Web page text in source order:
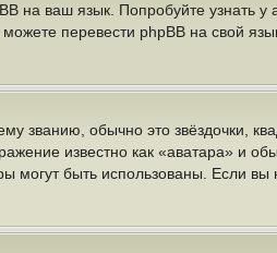
на ваш язык. Попробуйте узнать у
можете перевести phpBB на свой
званию, обычно это звёздочки,
известно как «аватара» и
могут быть использованы. Если вы